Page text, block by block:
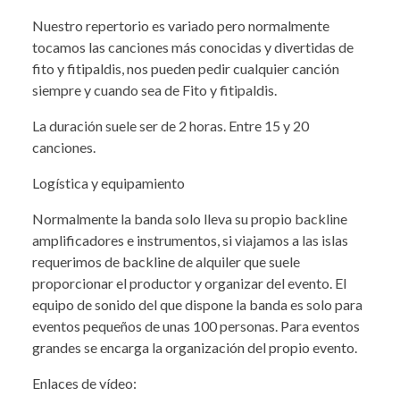
Nuestro repertorio es variado pero normalmente
tocamos las canciones más conocidas y divertidas de
fito y fitipaldis, nos pueden pedir cualquier canción
siempre y cuando sea de Fito y fitipaldis.
La duración suele ser de 2 horas. Entre 15 y 20
canciones.
Logística y equipamiento
Normalmente la banda solo lleva su propio backline
amplificadores e instrumentos, si viajamos a las islas
requerimos de backline de alquiler que suele
proporcionar el productor y organizar del evento. El
equipo de sonido del que dispone la banda es solo para
eventos pequeños de unas 100 personas. Para eventos
grandes se encarga la organización del propio evento.
Enlaces de vídeo: